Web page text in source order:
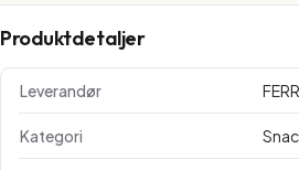
Produktdetaljer
Leverandør
Kategori